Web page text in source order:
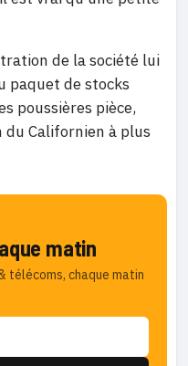
de la société lui
paquet de stocks
poussières pièce,
Californien à plus
matin
télécoms, chaque matin